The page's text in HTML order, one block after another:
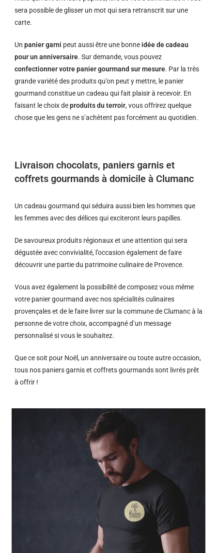
sera possible de glisser un mot qui sera retranscrit sur une
carte.
Un panier garni peut aussi être une bonne idée de cadeau
pour un anniversaire. Sur demande, vous pouvez
confectionner votre panier gourmand sur mesure. Par la très
grande variété des produits qu’on peut y mettre, le panier
gourmand constitue un cadeau qui fait plaisir à recevoir. En
faisant le choix deproduits du terroir, vous offrirez quelque
chose que les gens ne s’achètent pas forcément au quotidien.
Livraison chocolats, paniers garnis et
coffrets gourmands à domicile à Clumanc
Un cadeau gourmand qui séduira aussi bien les hommes que
les femmes avec des délices qui exciteront leurs papilles.
De savoureux produits régionaux et une attention qui sera
dégustée avec convivialité, l’occasion également de faire
découvrir une partie du patrimoine culinaire de Provence.
Vous avez également la possibilité de composez vous même
votre panier gourmand avec nos spécialités culinaires
provençales et de le faire livrer sur la commune de Clumanc à la
personne de votre choix, accompagné d’un message
personnalisé si vous le souhaitez.
Que ce soit pour Noël, un anniversaire ou toute autre occasion,
tous nos paniers garnis et coffrets gourmands sont livrés prêt
à offrir !